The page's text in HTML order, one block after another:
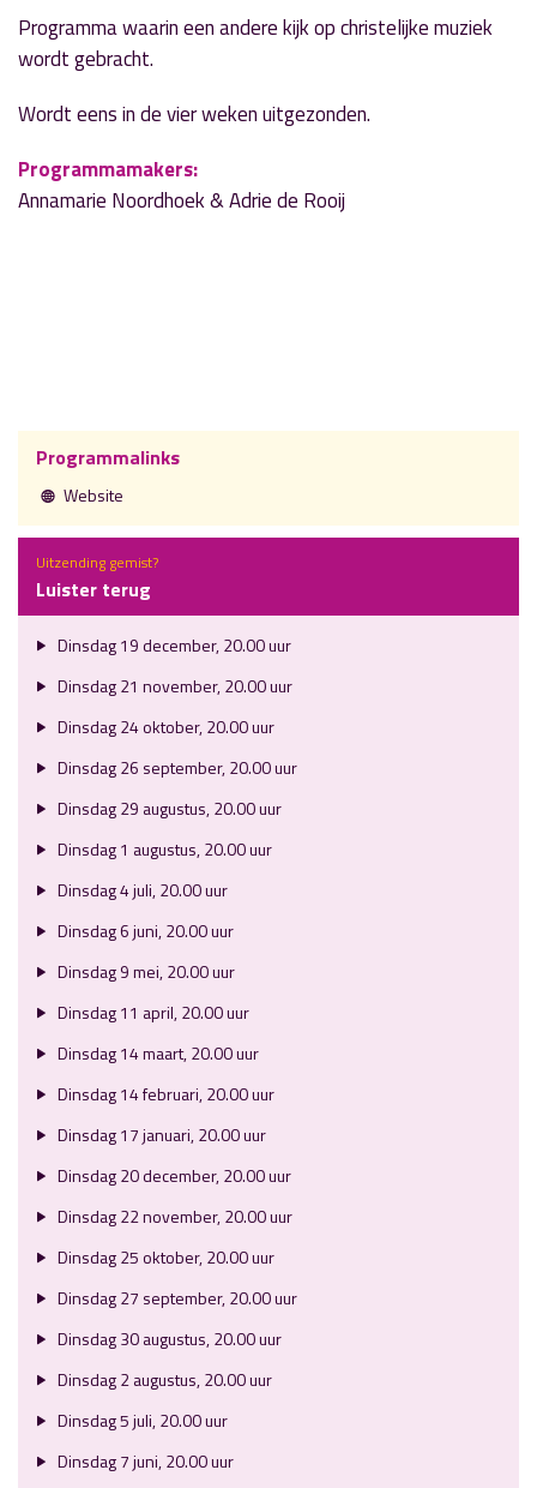
Programma waarin een andere kijk op christelijke muziek
wordt gebracht.
Wordt eens in de vier weken uitgezonden.
Programmamakers:
Annamarie Noordhoek & Adrie de Rooij
Programmalinks
Website
Uitzending gemist?
Luister terug
Dinsdag 19 december, 20.00 uur
Dinsdag 21 november, 20.00 uur
Dinsdag 24 oktober, 20.00 uur
Dinsdag 26 september, 20.00 uur
Dinsdag 29 augustus, 20.00 uur
Dinsdag 1 augustus, 20.00 uur
Dinsdag 4 juli, 20.00 uur
Dinsdag 6 juni, 20.00 uur
Dinsdag 9 mei, 20.00 uur
Dinsdag 11 april, 20.00 uur
Dinsdag 14 maart, 20.00 uur
Dinsdag 14 februari, 20.00 uur
Dinsdag 17 januari, 20.00 uur
Dinsdag 20 december, 20.00 uur
Dinsdag 22 november, 20.00 uur
Dinsdag 25 oktober, 20.00 uur
Dinsdag 27 september, 20.00 uur
Dinsdag 30 augustus, 20.00 uur
Dinsdag 2 augustus, 20.00 uur
Dinsdag 5 juli, 20.00 uur
Dinsdag 7 juni, 20.00 uur